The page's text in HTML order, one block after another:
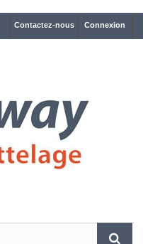
Connexion
Contactez-nous